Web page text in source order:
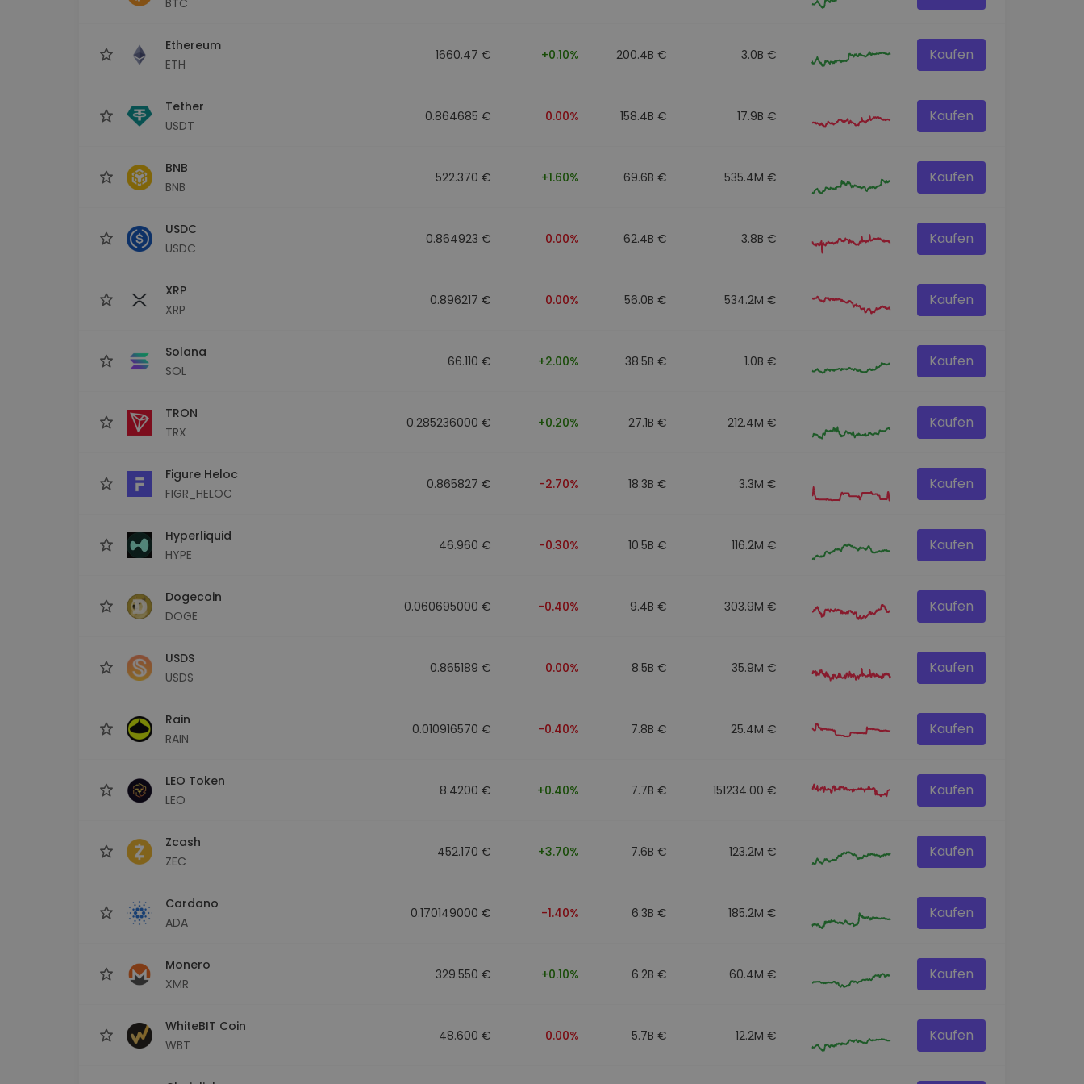
Finde deine Krypto-Strategie
Ethereum
ETH
1660.47 € +0.10% 200.4B € 3.0B € Kaufen
Tether
USDT
0.864685 € 0.00% 158.4B € 17.9B € Kaufen
BNB
BNB
522.370 € +1.60% 69.6B € 535.4M € Kaufen
USDC
USDC
0.864923 € 0.00% 62.4B € 3.8B € Kaufen
XRP
XRP
0.896217 € 0.00% 56.0B € 534.2M € Kaufen
Solana
SOL
66.110 € +2.00% 38.5B € 1.0B € Kaufen
TRON
TRX
0.285236000 € +0.20% 27.1B € 212.4M € Kaufen
Figure Heloc
FIGR_HELOC
0.865827 € -2.70% 18.3B € 3.3M € Kaufen
Hyperliquid
HYPE
46.960 € -0.30% 10.5B € 116.2M € Kaufen
Dogecoin
DOGE
0.060695000 € -0.40% 9.4B € 303.9M € Kaufen
USDS
USDS
0.865189 € 0.00% 8.5B € 35.9M € Kaufen
Rain
RAIN
0.010916570 € -0.40% 7.8B € 25.4M € Kaufen
LEO Token
LEO
8.4200 € +0.40% 7.7B € 151234.00 € Kaufen
Zcash
ZEC
452.170 € +3.70% 7.6B € 123.2M € Kaufen
Cardano
ADA
0.170149000 € -1.40% 6.3B € 185.2M € Kaufen
Monero
XMR
329.550 € +0.10% 6.2B € 60.4M € Kaufen
WhiteBIT Coin
WBT
48.600 € 0.00% 5.7B € 12.2M € Kaufen